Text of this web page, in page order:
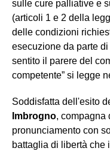
sulle cure palliative e
(articoli 1 e 2 della
delle condizioni
esecuzione da parte
sentito il parere del
competente” si legge
Soddisfatta dell'esito
Imbrogno, compagna
pronunciamento con
battaglia di libertà che